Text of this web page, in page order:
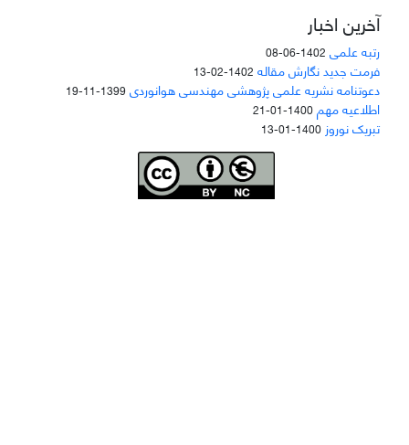
آخرین اخبار
رتبه علمی 1402-06-08
فرمت جدید نگارش مقاله 1402-02-13
دعوتنامه نشریه علمی پژوهشی مهندسی هوانوردی1399-11-19
اطلاعیه مهم1400-01-21
تبریک نوروز 1400-01-13